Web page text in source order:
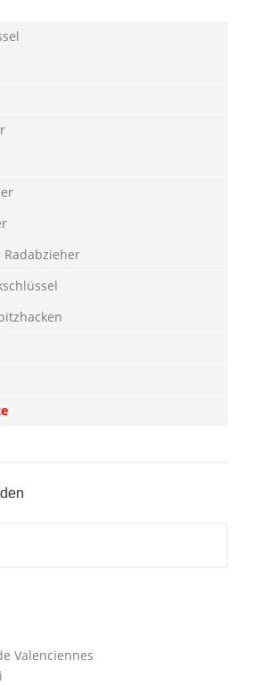
Radabzieher
Valenciennes